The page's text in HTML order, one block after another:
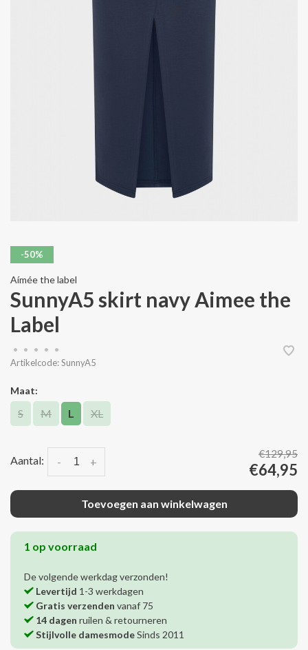
-50%
Aímée the label
SunnyA5 skirt navy Aimee the
Label
• • • •
•
Artikelcode:SunnyA5
Maat:
S M L XL
Aantal: +
-
€129,95
€64,95
Toevoegen aan winkelwagen
1 op voorraad
De volgende werkdag verzonden!
Levertijd 1-3 werkdagen
Gratis verzenden vanaf 75
14 dagen ruilen & retourneren
Stijlvolle damesmodeSinds 2011